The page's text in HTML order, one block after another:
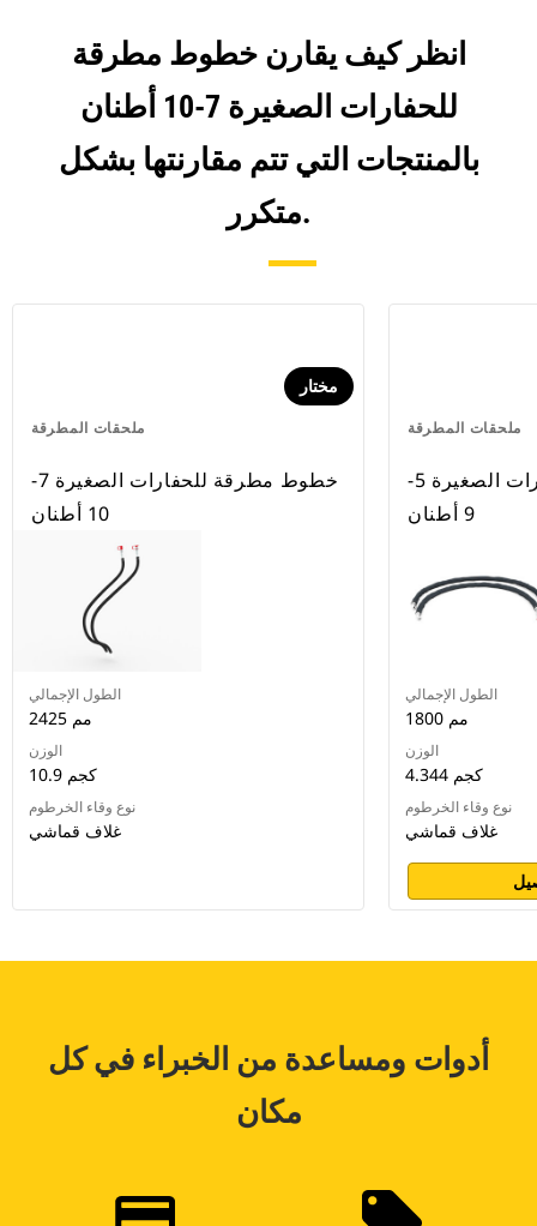
انظر كيف يقارن خطوط مطرقة
للحفارات الصغيرة 7-10 أطنان
بالمنتجات التي تتم مقارنتها بشكل
متكرر.
ملحقات المطرقة
مختار
خطوط مطرقة للحفارات الصغيرة 7-
10 أطنان
الطول الإجمالي
2425 مم
الوزن
10.9 كجم
نوع وقاء الخرطوم
غلاف قماشي
ملحقات المطرقة
خطوط مطرقة للحفارات الصغيرة 5-
9 أطنان
الطول الإجمالي
1800 مم
الوزن
4.344 كجم
نوع وقاء الخرطوم
غلاف قماشي
أدوات ومساعدة من الخبراء في كل
مكان